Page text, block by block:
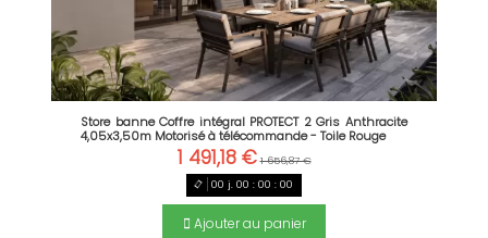
Store banne Coffre intégral PROTECT 2 Gris Anthracite
4,05x3,50m Motorisé à télécommande - Toile Rouge
1 491,18 € 1 656,87 €
00 j. 00 :00 :00
Ajouter au panier